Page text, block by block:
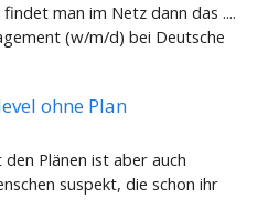
man im Netz dann das ....
(w/m/d) bei Deutsche
ohne Plan
Plänen ist aber auch
suspekt, die schon ihr